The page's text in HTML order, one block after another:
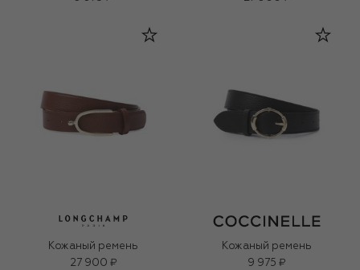
Кожаный ремень
27 900 ₽
Кожаный ремень
9 975 ₽